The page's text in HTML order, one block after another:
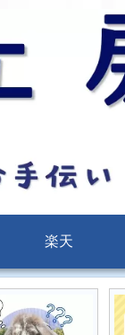
楽天